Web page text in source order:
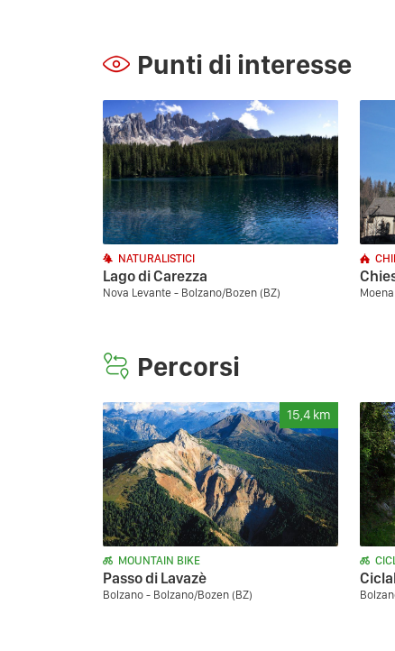
Punti di interesse
NATURALISTICI
Lago di Carezza
Nova Levante - Bolzano/Bozen (BZ)
Percorsi
15,4 km
MOUNTAIN BIKE
Passo di Lavazè
Bolzano - Bolzano/Bozen (BZ)